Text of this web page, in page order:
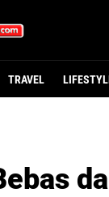
TRAVEL